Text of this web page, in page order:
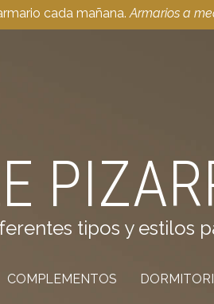
cada mañana. Armarios a
tipos y estilos
COMPLEMENTOS